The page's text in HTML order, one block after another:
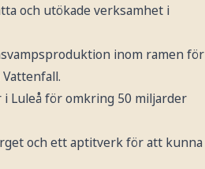
och utökade verksamhet i
inom ramen för
Luleå för omkring 50 miljarder
och ett aptitverk för att kunna